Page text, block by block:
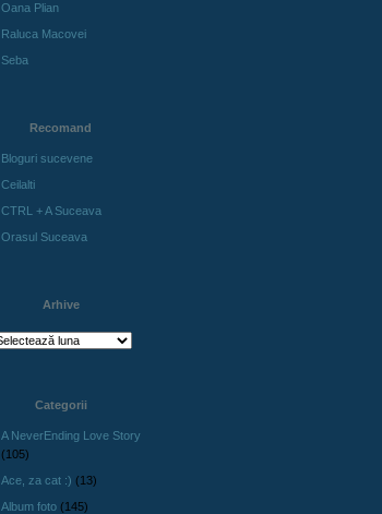
Oana Plian
Raluca Macovei
Seba
Recomand
Bloguri sucevene
Ceilalti
CTRL + A Suceava
Orasul Suceava
Arhive
Categorii
A NeverEnding Love Story
(105)
Ace, za cat :) (13)
Album foto (145)